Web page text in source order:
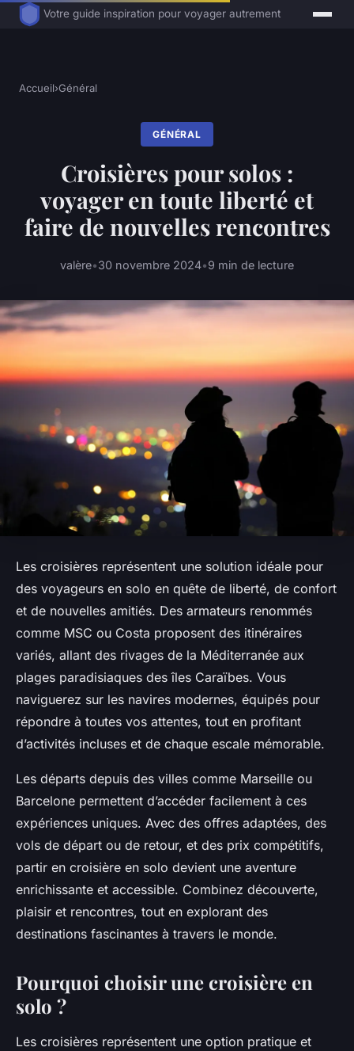
Votre guide inspiration pour voyager autrement
Accueil›Général
GÉNÉRAL
Croisières pour solos :
voyager en toute liberté et
faire de nouvelles rencontres
valère•30 novembre 2024•9 min de lecture
Les croisières représentent une solution idéale pour
des voyageurs en solo en quête de liberté, de confort
et de nouvelles amitiés. Des armateurs renommés
comme MSC ou Costa proposent des itinéraires
variés, allant des rivages de la Méditerranée aux
plages paradisiaques des îles Caraïbes. Vous
naviguerez sur les navires modernes, équipés pour
répondre à toutes vos attentes, tout en profitant
d’activités incluses et de chaque escale mémorable.
Les départs depuis des villes comme Marseille ou
Barcelone permettent d’accéder facilement à ces
expériences uniques. Avec des offres adaptées, des
vols de départ ou de retour, et des prix compétitifs,
partir en croisière en solo devient une aventure
enrichissante et accessible. Combinez découverte,
plaisir et rencontres, tout en explorant des
destinations fascinantes à travers le monde.
Pourquoi choisir une croisière en
solo ?
Les croisières représentent une option pratique et